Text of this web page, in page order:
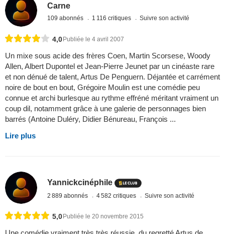
Carne
109 abonnés 1 116 critiques Suivre son activité
4,0Publiée le 4 avril 2007
Un mixe sous acide des frères Coen, Martin Scorsese, Woody
Allen, Albert Dupontel et Jean-Pierre Jeunet par un cinéaste rare
et non dénué de talent, Artus De Penguern. Déjantée et carrément
noire de bout en bout, Grégoire Moulin est une comédie peu
connue et archi burlesque au rythme effréné méritant vraiment un
coup dil, notamment grâce à une galerie de personnages bien
barrés (Antoine Duléry, Didier Bénureau, François ...
Lire plus
Yannickcinéphile
2 889 abonnés 4 582 critiques Suivre son activité
5,0Publiée le 20 novembre 2015